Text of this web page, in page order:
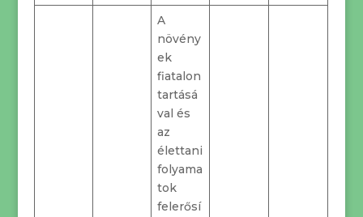
A
növény
ek
fiatalon
tartásá
val és
az
élettani
folyama
tok
felerősí